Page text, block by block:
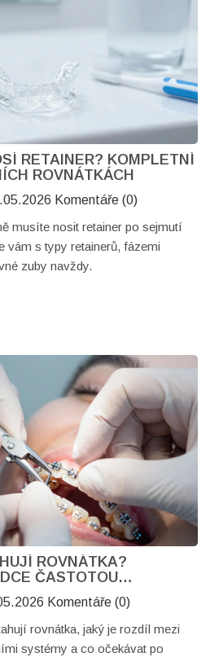
RETAINER? KOMPLETNÍ
ROVNÁTKÁCH
Komentáře (0)
musíte nosit retainer po sejmutí
vám s typy retainerů, fázemi
zuby navždy.
ROVNÁTKA?
ČASTOTOU
Komentáře (0)
rovnátka, jaký je rozdíl mezi
systémy a co očekávat po